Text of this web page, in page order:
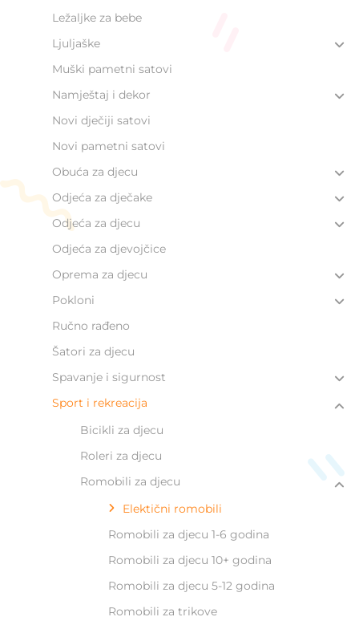
Ležaljke za bebe
Ljuljaške
Muški pametni satovi
Namještaj i dekor
Novi dječiji satovi
Novi pametni satovi
Obuća za djecu
Odjeća za dječake
Odjeća za djecu
Odjeća za djevojčice
Oprema za djecu
Pokloni
Ručno rađeno
Šatori za djecu
Spavanje i sigurnost
Sport i rekreacija
Bicikli za djecu
Roleri za djecu
Romobili za djecu
Elektični romobili
Romobili za djecu 1-6 godina
Romobili za djecu 10+ godina
Romobili za djecu 5-12 godina
Romobili za trikove